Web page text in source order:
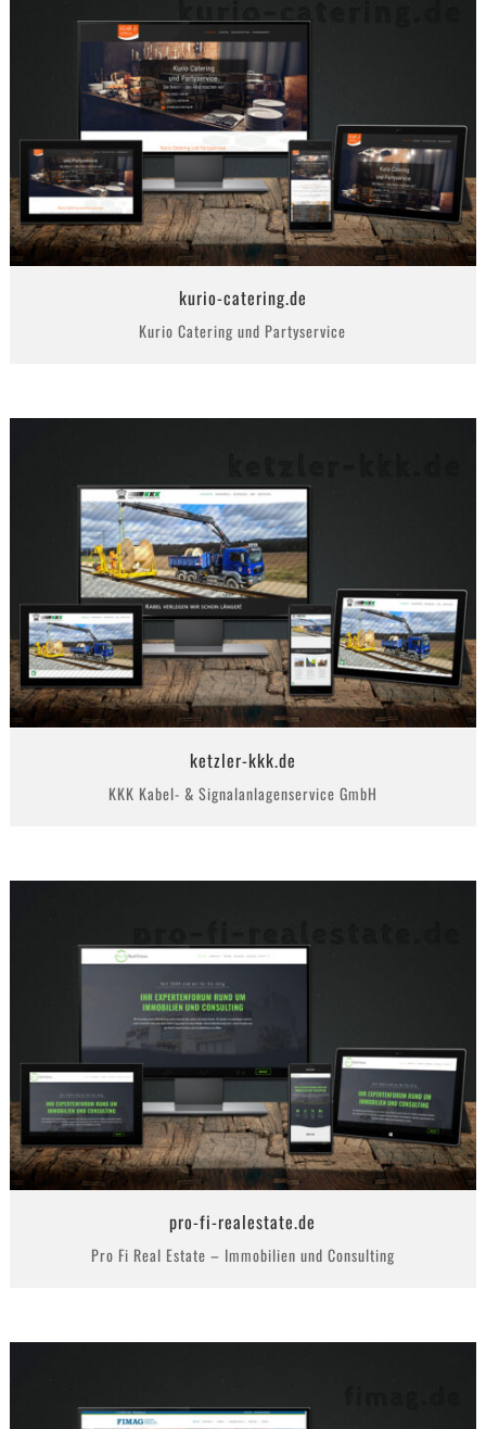
kurio-catering.de
Kurio Catering und Partyservice
ketzler-kkk.de
KKK Kabel- & Signalanlagenservice GmbH
pro-fi-realestate.de
Pro Fi Real Estate – Immobilien und Consulting